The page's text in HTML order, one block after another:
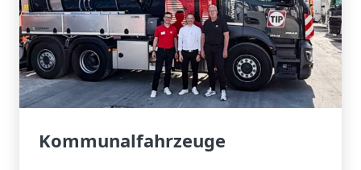
Kommunalfahrzeuge